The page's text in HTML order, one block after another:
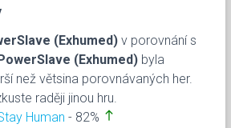
(Exhumed) v porovnání s
(Exhumed) byla
než větsina porovnávaných her.
raději jinou hru.
Human - 82% north